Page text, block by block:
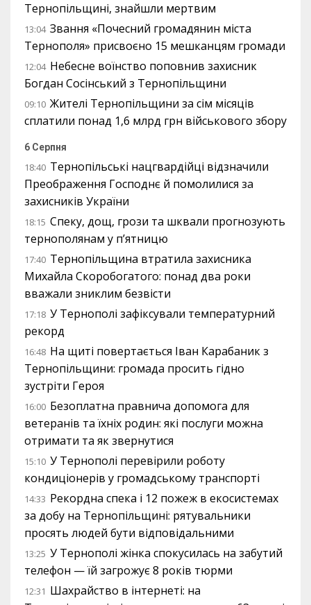
Тернопільщині, знайшли мертвим
13:04 Звання «Почесний громадянин міста
Тернополя» присвоєно 15 мешканцям громади
12:04 Небесне воїнство поповнив захисник
Богдан Сосінський з Тернопільщини
09:10 Жителі Тернопільщини за сім місяців
сплатили понад 1,6 млрд грн військового збору
6 Серпня
18:40 Тернопільські нацгвардійці відзначили
Преображення Господнє й помолилися за
захисників України
18:15 Спеку, дощ, грози та шквали прогнозують
тернополянам у п’ятницю
17:40 Тернопільщина втратила захисника
Михайла Скоробогатого: понад два роки
вважали зниклим безвісти
17:18 У Тернополі зафіксували температурний
рекорд
16:48 На щиті повертається Іван Карабаник з
Тернопільщини: громада просить гідно
зустріти Героя
16:00 Безоплатна правнича допомога для
ветеранів та їхніх родин: які послуги можна
отримати та як звернутися
15:10 У Тернополі перевірили роботу
кондиціонерів у громадському транспорті
14:33 Рекордна спека і 12 пожеж в екосистемах
за добу на Тернопільщині: рятувальники
просять людей бути відповідальними
13:25 У Тернополі жінка спокусилась на забутий
телефон — їй загрожує 8 років тюрми
12:31 Шахрайство в інтернеті: на